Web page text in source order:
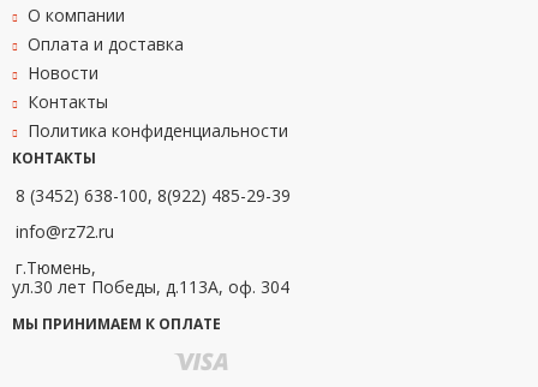
О компании
Оплата и доставка
Новости
Контакты
Политика конфиденциальности
КОНТАКТЫ
8 (3452) 638-100, 8(922) 485-29-39
info@rz72.ru
г.Тюмень,
ул.30 лет Победы, д.113А, оф. 304
МЫ ПРИНИМАЕМ К ОПЛАТЕ